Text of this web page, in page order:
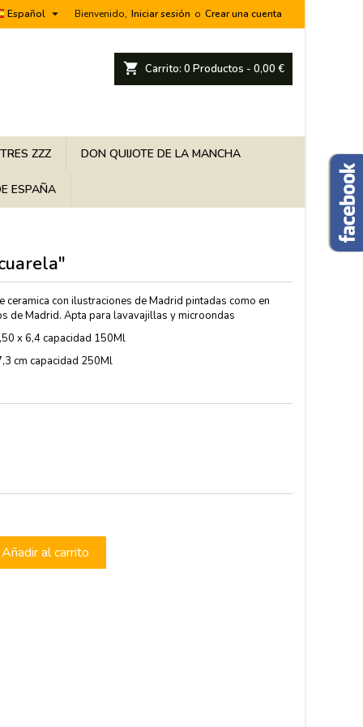
Bienvenido, Iniciar sesión o Crear una cuenta
Español 
shopping_cart Carrito: 0 Productos - 0,00 €
ZZZ DON QUIJOTE DE LA MANCHA
ESPAÑA
ceramica con ilustraciones de Madrid pintadas como en
de Madrid. Apta para lavavajillas y microondas
x 6,4 capacidad 150Ml
capacidad 250Ml
Añadir al carrito